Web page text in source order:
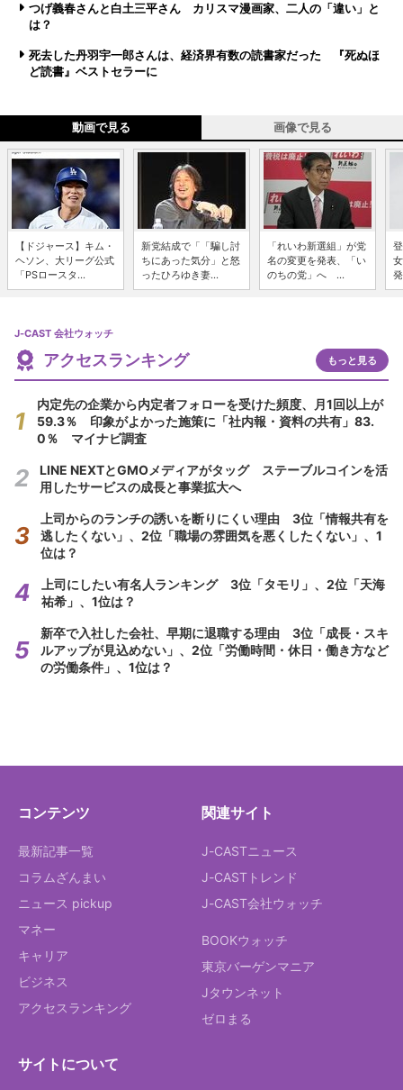
つげ義春さんと白土三平さん カリスマ漫画家、二人の「違い」と
は？
死去した丹羽宇一郎さんは、経済界有数の読書家だった 『死ぬほ
ど読書』ベストセラーに
動画で見る 画像で見る
【ドジャース】キム・
ヘソン、大リーグ公式
「PSロースタ...
新党結成で「「騙し討
ちにあった気分」と怒
ったひろゆき妻...
「れいわ新選組」が党
名の変更を発表、「い
のちの党」へ ...
J-CAST 会社ウォッチ
アクセスランキング もっと見る
内定先の企業から内定者フォローを受けた頻度、月1回以上が
59.3％ 印象がよかった施策に「社内報・資料の共有」83.
0％ マイナビ調査
LINE NEXTとGMOメディアがタッグ ステーブルコインを活
用したサービスの成長と事業拡大へ
上司からのランチの誘いを断りにくい理由 3位「情報共有を
逃したくない」、2位「職場の雰囲気を悪くしたくない」、1
位は？
上司にしたい有名人ランキング 3位「タモリ」、2位「天海
祐希」、1位は？
新卒で入社した会社、早期に退職する理由 3位「成長・スキ
ルアップが見込めない」、2位「労働時間・休日・働き方など
の労働条件」、1位は？
コンテンツ
最新記事一覧
コラムざんまい
ニュース pickup
マネー
キャリア
ビジネス
アクセスランキング
関連サイト
J-CASTニュース
J-CASTトレンド
J-CAST会社ウォッチ
BOOKウォッチ
東京バーゲンマニア
Jタウンネット
ゼロまる
サイトについて